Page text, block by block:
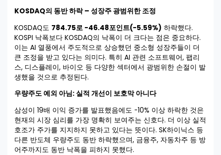
KOSDAQ의 동반 하락 – 성장주 광범위한 조정
KOSDAQ도 784.75로 -46.48포인트(-5.59%) 하락했다.
KOSPI 낙폭보다 KOSDAQ의 낙폭이 더 크다는 점은 중요하다.
이는 AI 열풍에서 주도적으로 상승했던 중소형 성장주들이 더
큰 조정을 받고 있다는 의미다. 특히 AI 관련 소프트웨어, 팹리
스, 디스플레이, 바이오 등 다양한 섹터에서 광범위한 손절이 발
생했을 것으로 추정된다.
우량주도 예외 아님: 실적 개선이 보호막 아니다
삼성이 19배 이익 증가를 발표했음에도 -10% 이상 하락한 것은
현재의 시장 심리를 가장 명확히 보여주는 신호다. 더 이상 실적
호조가 주가를 지지하지 못하고 있다는 뜻이다. SK하이닉스 등
다른 반도체 우량주도 동반 하락했으며, 금융주, 자동차주 등 방
어주까지도 동반 낙폭을 피하지 못했다.